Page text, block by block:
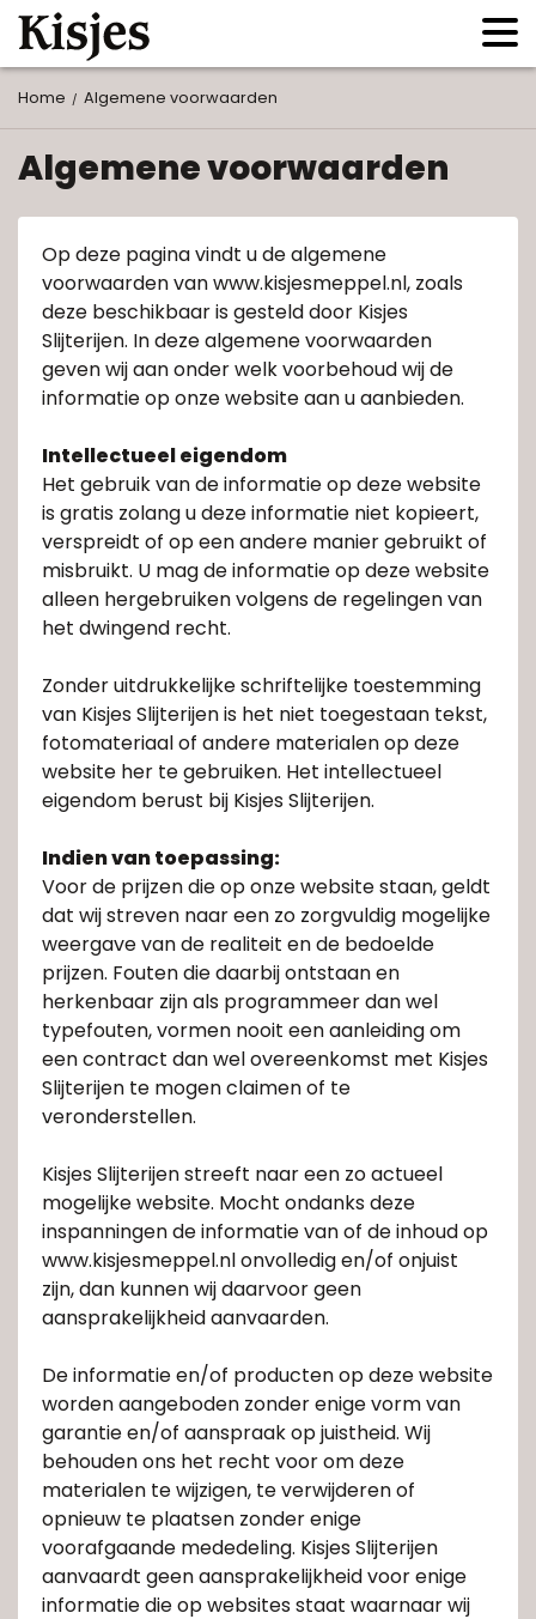
Home Algemene voorwaarden
Algemene voorwaarden
Op deze pagina vindt u de algemene
voorwaarden van www.kisjesmeppel.nl, zoals
deze beschikbaar is gesteld door Kisjes
Slijterijen. In deze algemene voorwaarden
geven wij aan onder welk voorbehoud wij de
informatie op onze website aan u aanbieden.
Intellectueel eigendom
Het gebruik van de informatie op deze website
is gratis zolang u deze informatie niet kopieert,
verspreidt of op een andere manier gebruikt of
misbruikt. U mag de informatie op deze website
alleen hergebruiken volgens de regelingen van
het dwingend recht.
Zonder uitdrukkelijke schriftelijke toestemming
van Kisjes Slijterijen is het niet toegestaan tekst,
fotomateriaal of andere materialen op deze
website her te gebruiken. Het intellectueel
eigendom berust bij Kisjes Slijterijen.
Indien van toepassing:
Voor de prijzen die op onze website staan, geldt
dat wij streven naar een zo zorgvuldig mogelijke
weergave van de realiteit en de bedoelde
prijzen. Fouten die daarbij ontstaan en
herkenbaar zijn als programmeer dan wel
typefouten, vormen nooit een aanleiding om
een contract dan wel overeenkomst met Kisjes
Slijterijen te mogen claimen of te
veronderstellen.
Kisjes Slijterijen streeft naar een zo actueel
mogelijke website. Mocht ondanks deze
inspanningen de informatie van of de inhoud op
www.kisjesmeppel.nl onvolledig en/of onjuist
zijn, dan kunnen wij daarvoor geen
aansprakelijkheid aanvaarden.
De informatie en/of producten op deze website
worden aangeboden zonder enige vorm van
garantie en/of aanspraak op juistheid. Wij
behouden ons het recht voor om deze
materialen te wijzigen, te verwijderen of
opnieuw te plaatsen zonder enige
voorafgaande mededeling. Kisjes Slijterijen
aanvaardt geen aansprakelijkheid voor enige
informatie die op websites staat waarnaar wij